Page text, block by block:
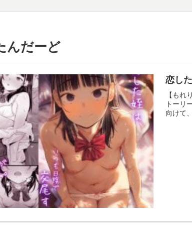
んだーど
恋し
【も
トーリ
向けて